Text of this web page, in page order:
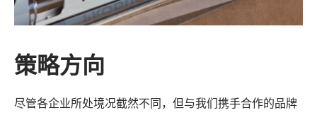
策略方向
尽管各企业所处境况截然不同，但与我们携手合作的品牌